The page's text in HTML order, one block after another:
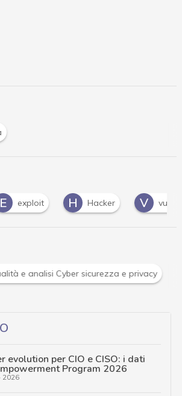
H Hacker V vulnerabilità W
e Malware: le ultime news in tempo
evolution per CIO e CISO: i dati
Program 2026
2026